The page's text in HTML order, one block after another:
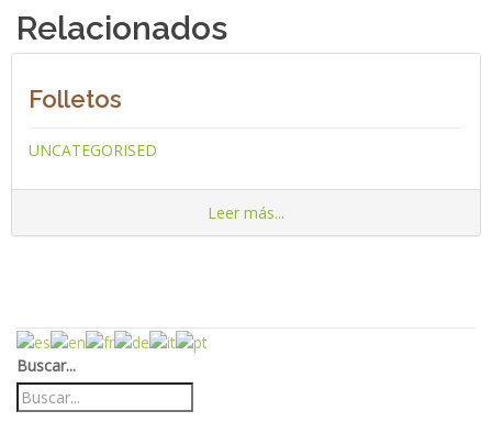
Relacionados
Folletos
UNCATEGORISED
Leer más...
Buscar...